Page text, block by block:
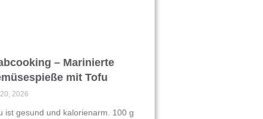
– Marinierte
mit Tofu
2026
ist gesund und kalorienarm. 100 g